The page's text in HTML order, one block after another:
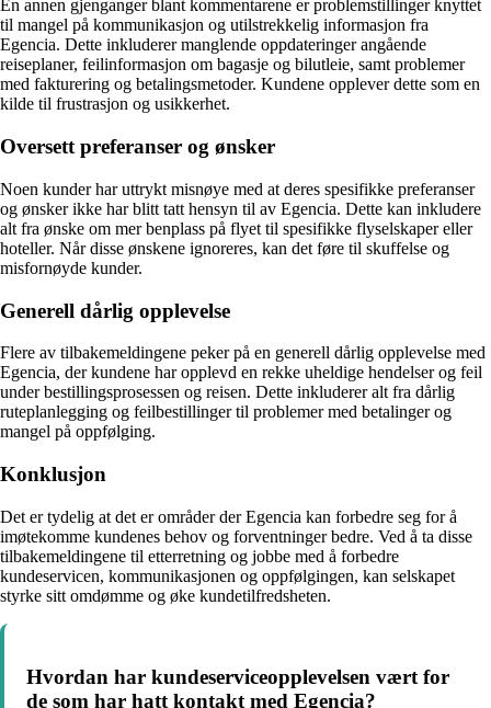
En annen gjenganger blant kommentarene er problemstillinger knyttet
til mangel på kommunikasjon og utilstrekkelig informasjon fra
Egencia. Dette inkluderer manglende oppdateringer angående
reiseplaner, feilinformasjon om bagasje og bilutleie, samt problemer
med fakturering og betalingsmetoder. Kundene opplever dette som en
kilde til frustrasjon og usikkerhet.
Oversett preferanser og ønsker
Noen kunder har uttrykt misnøye med at deres spesifikke preferanser
og ønsker ikke har blitt tatt hensyn til av Egencia. Dette kan inkludere
alt fra ønske om mer benplass på flyet til spesifikke flyselskaper eller
hoteller. Når disse ønskene ignoreres, kan det føre til skuffelse og
misfornøyde kunder.
Generell dårlig opplevelse
Flere av tilbakemeldingene peker på en generell dårlig opplevelse med
Egencia, der kundene har opplevd en rekke uheldige hendelser og feil
under bestillingsprosessen og reisen. Dette inkluderer alt fra dårlig
ruteplanlegging og feilbestillinger til problemer med betalinger og
mangel på oppfølging.
Konklusjon
Det er tydelig at det er områder der Egencia kan forbedre seg for å
imøtekomme kundenes behov og forventninger bedre. Ved å ta disse
tilbakemeldingene til etterretning og jobbe med å forbedre
kundeservicen, kommunikasjonen og oppfølgingen, kan selskapet
styrke sitt omdømme og øke kundetilfredsheten.
Hvordan har kundeserviceopplevelsen vært for
de som har hatt kontakt med Egencia?